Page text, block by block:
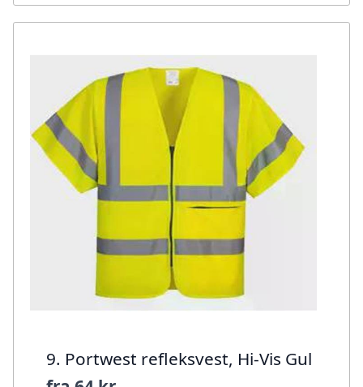
9. Portwest refleksvest, Hi-Vis Gul